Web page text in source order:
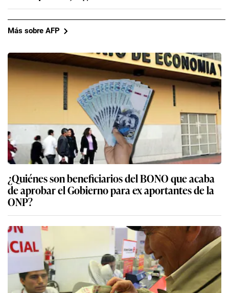
Más sobre AFP
¿Quiénes son beneficiarios del BONO que acaba
de aprobar el Gobierno para ex aportantes de la
ONP?